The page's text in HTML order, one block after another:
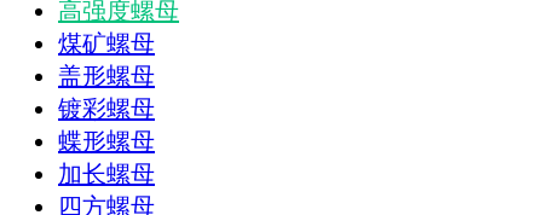
高强度螺母
煤矿螺母
盖形螺母
镀彩螺母
蝶形螺母
加长螺母
四方螺母